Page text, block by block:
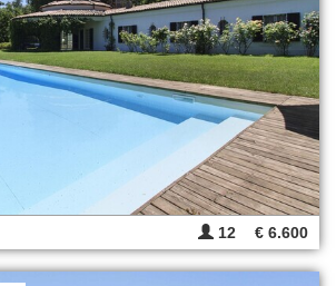
12 € 6.600